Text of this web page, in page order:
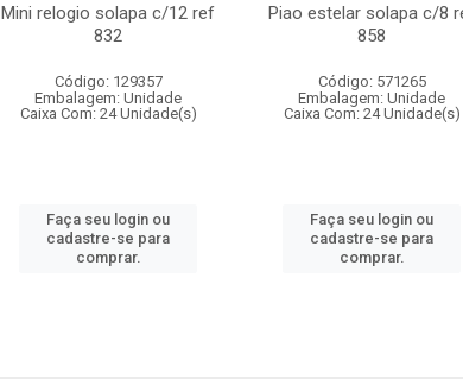
Mini relogio solapa c/12 ref
832
Código: 129357
Embalagem: Unidade
Caixa Com: 24 Unidade(s)
Faça seu login ou
cadastre-se para
comprar.
Piao estelar solapa c/8
858
Código: 571265
Embalagem: Unidade
Caixa Com: 24 Unidade(s)
Faça seu login ou
cadastre-se para
comprar.